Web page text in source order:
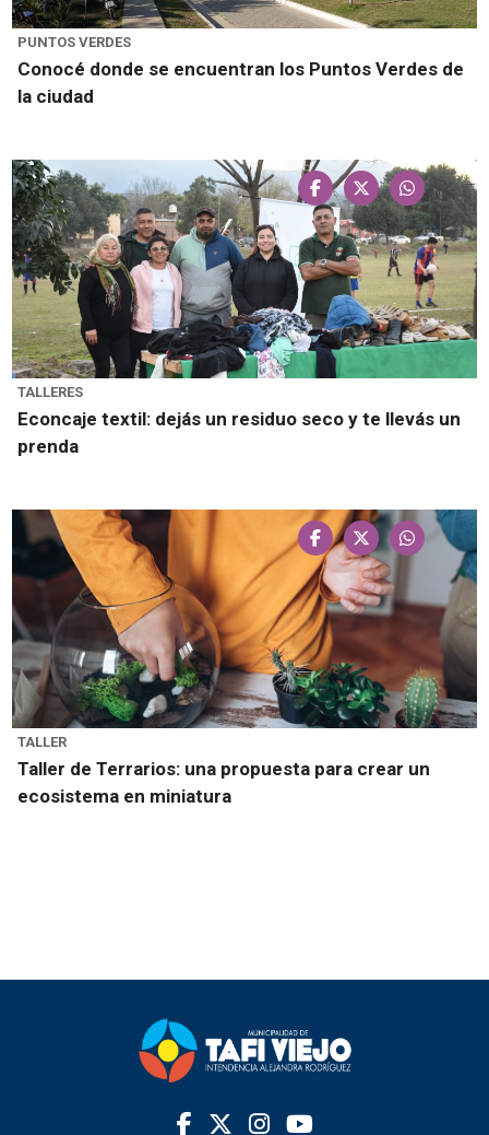
PUNTOS VERDES
Conocé donde se encuentran los Puntos Verdes de
la ciudad
TALLERES
Econcaje textil: dejás un residuo seco y te llevás un
prenda
TALLER
Taller de Terrarios: una propuesta para crear un
ecosistema en miniatura